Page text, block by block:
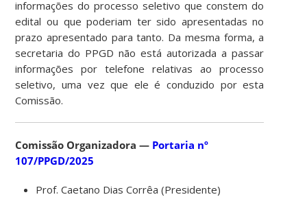
informações do processo seletivo que constem do
edital ou que poderiam ter sido apresentadas no
prazo apresentado para tanto. Da mesma forma, a
secretaria do PPGD não está autorizada a passar
informações por telefone relativas ao processo
seletivo, uma vez que ele é conduzido por esta
Comissão.
Comissão Organizadora — Portaria nº
107/PPGD/2025
Prof. Caetano Dias Corrêa (Presidente)